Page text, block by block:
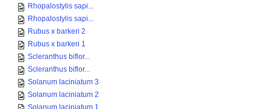
Rhopalostylis sapi...
Rhopalostylis sapi...
Rubus x barkeri 2
Rubus x barkeri 1
Scleranthus biflor...
Scleranthus biflor...
Solanum laciniatum 3
Solanum laciniatum 2
Solanum laciniatum 1